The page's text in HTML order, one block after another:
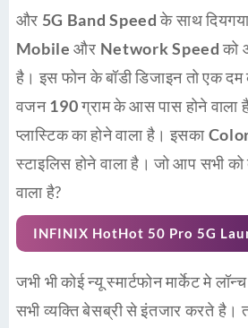
और 5G Band Speedके साथ
Mobileऔर Network Speedको
है। इस फोन के बॉडी डिजाइन तो एक
वजन190ग्राम के आस पास होने
प्लास्टिक का होने वाला है। इसका
स्टाइलिसहोने वाला है। जो आप सभी
वाला है?
INFINIX HotHot 50 Pro 5G
जभी भी कोईन्यू स्मार्टफोन मार्केटमे
सभी व्यक्ति बेसब्री से इंतजार करते है।